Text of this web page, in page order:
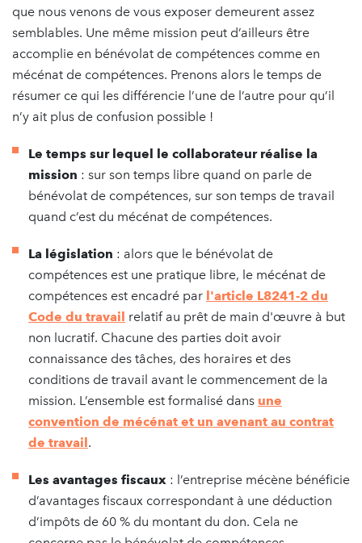
que nous venons de vous exposer demeurent assez
semblables. Une même mission peut d’ailleurs être
accomplie en bénévolat de compétences comme en
mécénat de compétences. Prenons alors le temps de
résumer ce qui les différencie l’une de l’autre pour qu’il
n’y ait plus de confusion possible !
Le temps sur lequel le collaborateur réalise la
mission : sur son temps libre quand on parle de
bénévolat de compétences, sur son temps de travail
quand c’est du mécénat de compétences.
La législation : alors que le bénévolat de
compétences est une pratique libre, le mécénat de
compétences est encadré par l'article L8241-2 du
Code du travail relatif au prêt de main d'œuvre à but
non lucratif. Chacune des parties doit avoir
connaissance des tâches, des horaires et des
conditions de travail avant le commencement de la
mission. L’ensemble est formalisé dans une
convention de mécénat et un avenant au contrat
de travail .
Les avantages fiscaux : l’entreprise mécène bénéficie
d’avantages fiscaux correspondant à une déduction
d’impôts de 60 % du montant du don. Cela ne